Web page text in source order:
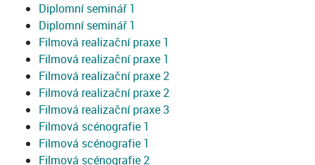
Diplomní seminář 1
Diplomní seminář 1
Filmová realizační praxe 1
Filmová realizační praxe 1
Filmová realizační praxe 2
Filmová realizační praxe 2
Filmová realizační praxe 3
Filmová scénografie 1
Filmová scénografie 1
Filmová scénografie 2